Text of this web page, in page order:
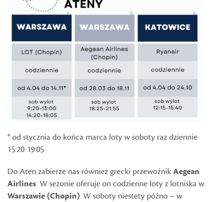
* od stycznia do końca marca loty w soboty raz dziennie
15:20-19:05
Do Aten zabierze nas również grecki przewoźnikAegean
Airlines. W sezonie oferuje on codzienne loty z lotniska w
Warszawie (Chopin). W soboty niestety późno – w